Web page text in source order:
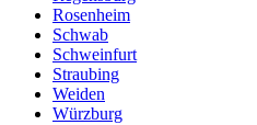
Rosenheim
Schwab
Schweinfurt
Straubing
Weiden
Würzburg